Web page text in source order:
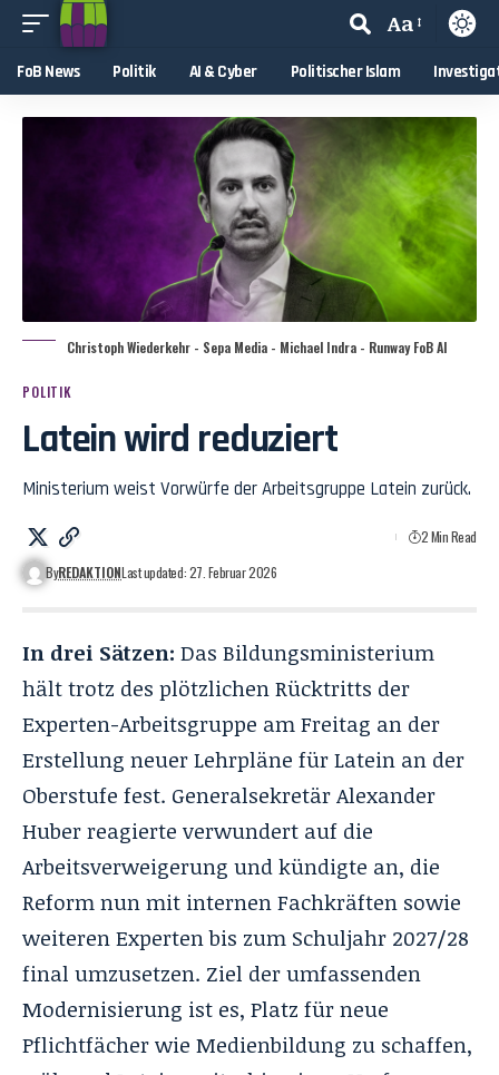
Aa
FoB News Politik AI & Cyber Politischer Islam
Christoph Wiederkehr - Sepa Media - Michael Indra - Runway FoB AI
POLITIK
Latein wird reduziert
Ministerium weist Vorwürfe der Arbeitsgruppe Latein zurück.
ByREDAKTIONLast updated: 27. Februar 2026
2 Min Read
In drei Sätzen: Das Bildungsministerium
hält trotz des plötzlichenRücktritts der
Experten-Arbeitsgruppe am Freitag an der
Erstellung neuer Lehrpläne für Latein an der
Oberstufe fest. Generalsekretär Alexander
Huber reagierte verwundert auf die
Arbeitsverweigerung und kündigte an, die
Reform nun mit internen Fachkräften sowie
weiteren Experten bis zum Schuljahr 2027/28
final umzusetzen. Ziel der umfassenden
Modernisierung ist es, Platz für neue
Pflichtfächer wie Medienbildung zu schaffen,